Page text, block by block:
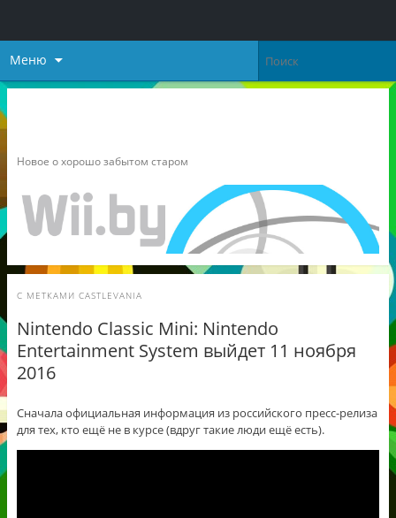
Меню
Новое о хорошо забытом старом
С МЕТКАМИ CASTLEVANIA
Nintendo Classic Mini: Nintendo
Entertainment System выйдет 11 ноября
2016
Сначала официальная информация из российского пресс-релиза
для тех, кто ещё не в курсе (вдруг такие люди ещё есть).